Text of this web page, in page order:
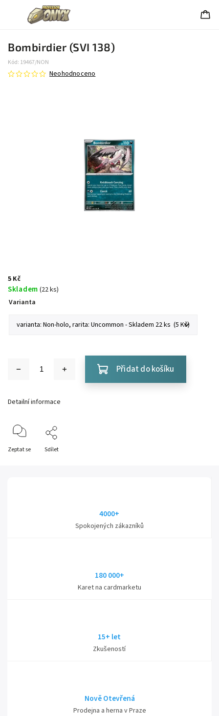
Bombirdier (SVI 138)
Kód: 19467/NON
Neohodnoceno
5 Kč
Skladem (22 ks)
Varianta
Přidat do košíku
Detailní informace
Zeptat se Sdílet
4000+
Spokojených zákazníků
180 000+
Karet na cardmarketu
15+ let
Zkušeností
Nově Otevřená
Prodejna a herna v Praze